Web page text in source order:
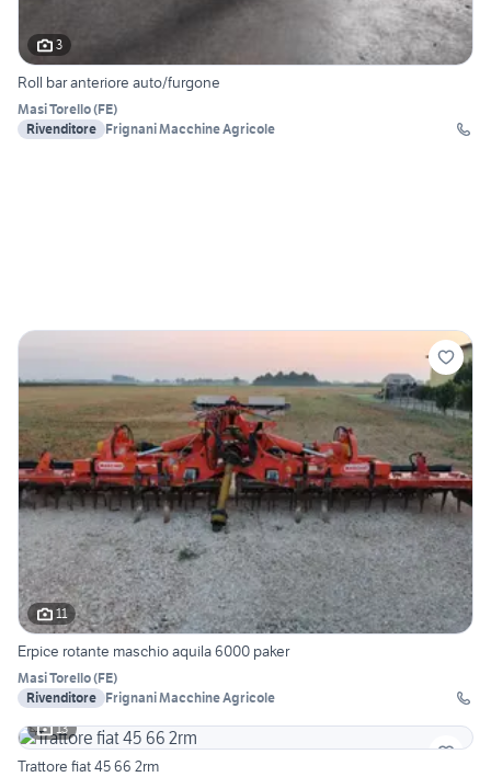
3
Roll bar anteriore auto/furgone
Masi Torello(FE)
Rivenditore Frignani Macchine Agricole
11
Erpice rotante maschio aquila 6000 paker
Masi Torello(FE)
Rivenditore Frignani Macchine Agricole
13
Trattore fiat 45 66 2rm